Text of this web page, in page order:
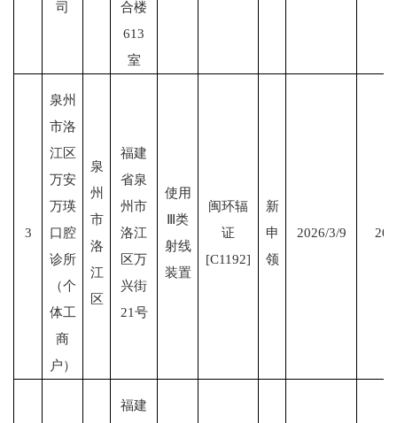
司
合楼
613
室
3
泉州
市洛
江区
万安
万瑛
口腔
诊所
（个
体工
商
户）
泉
州
市
洛
江
区
福建
省泉
州市
洛江
区万
兴街
21号
使用
Ⅲ类
射线
装置
闽环辐
证
[C1192]
新
申
领
2026/3/9
福建